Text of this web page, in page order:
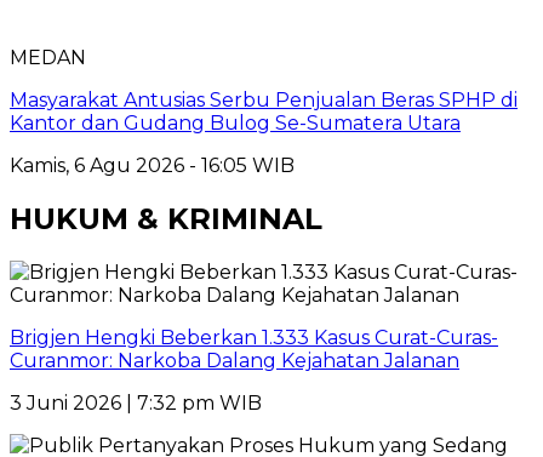
MEDAN
Masyarakat Antusias Serbu Penjualan Beras SPHP di
Kantor dan Gudang Bulog Se-Sumatera Utara
Kamis, 6 Agu 2026 - 16:05 WIB
HUKUM & KRIMINAL
Brigjen Hengki Beberkan 1.333 Kasus Curat-Curas-
Curanmor: Narkoba Dalang Kejahatan Jalanan
3 Juni 2026 | 7:32 pm WIB